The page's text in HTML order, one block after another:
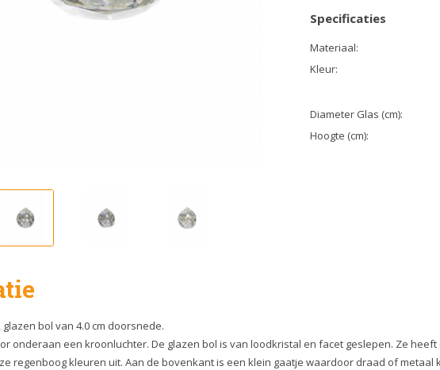
Specificaties
Materiaal:
Kleur:
Diameter Glas (cm):
Hoogte (cm):
bol van 4.0 cm doorsnede.
onderaan een kroonluchter. De glazen bol is van loodkristal en facet geslepen. Ze
regenboog kleuren uit. Aan de bovenkant is een klein gaatje waardoor draad of